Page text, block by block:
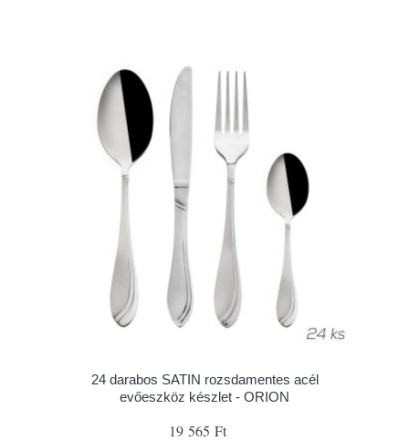
24 darabos SATIN rozsdamentes acél
evőeszköz készlet - ORION
19 565 Ft